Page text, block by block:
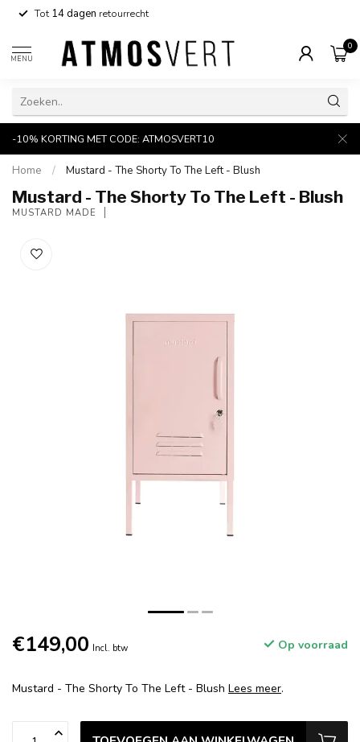
Tot14 dagen retourrecht
MENU
0
-10% KORTING MET CODE: ATMOSVERT10
Home / Mustard - The Shorty To The Left - Blush
Mustard - The Shorty To The Left - Blush
MUSTARD MADE
€149,00 Incl. btw Op voorraad
Mustard - The Shorty To The Left - Blush Lees meer.